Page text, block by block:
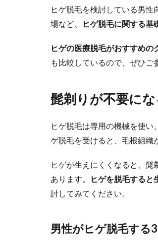
ヒゲ脱毛を検討している男
場など、
ヒゲ脱毛に関する基
ヒゲの医療脱毛がおすすめ
も比較しているので、ぜひご
髭剃りが不要に
ヒゲ脱毛は専用の機械を使
ゲ脱毛を受けると、毛根組織
ヒゲが生えにくくなると、髭
あります。
ヒゲを脱毛すると
討してみてください。
男性がヒゲ脱毛する